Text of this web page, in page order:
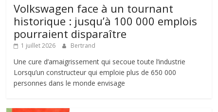
Volkswagen face à un tournant
historique : jusqu’à 100 000 emplois
pourraient disparaître
1 juillet 2026 Bertrand
Une cure d’amaigrissement qui secoue toute l’industrie
Lorsqu’un constructeur qui emploie plus de 650 000
personnes dans le monde envisage